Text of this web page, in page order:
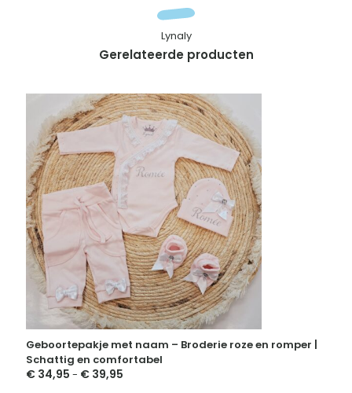
Gerelateerde producten
Lynaly
Geboortepakje met naam – Broderie roze en romper |
Schattig en comfortabel
€ 34,95 - € 39,95